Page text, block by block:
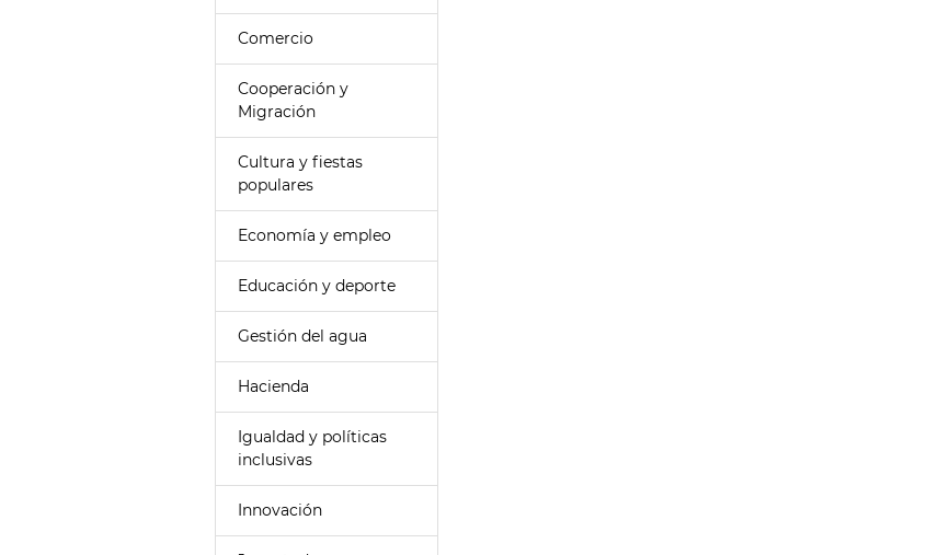
Comercio
Cooperación y
Migración
Cultura y fiestas
populares
Economía y empleo
Educación y deporte
Gestión del agua
Hacienda
Igualdad y políticas
inclusivas
Innovación